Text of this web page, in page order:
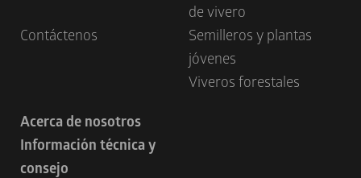
Contáctenos
de vivero
Semilleros y plantas
jóvenes
Viveros forestales
Acerca de nosotros
Información técnica y
consejo